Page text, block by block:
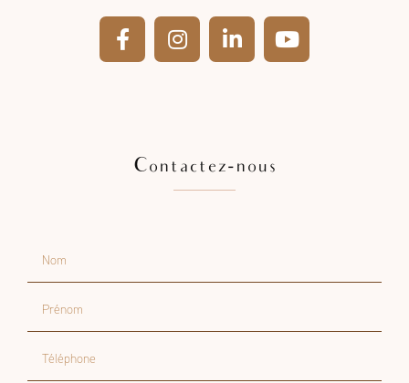
Contactez-nous
Nom
Prénom
Téléphone